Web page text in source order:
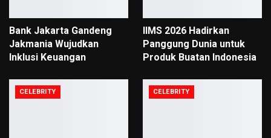
Bank Jakarta Gandeng
Jakmania Wujudkan
Inklusi Keuangan
IIMS 2026 Hadirkan
Panggung Dunia untuk
Produk Buatan Indonesia
CELEBRITY CELEBRITY